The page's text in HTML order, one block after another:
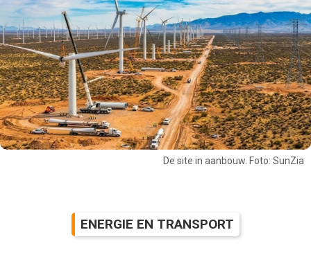
De site in aanbouw. Foto: SunZia
ENERGIE EN TRANSPORT